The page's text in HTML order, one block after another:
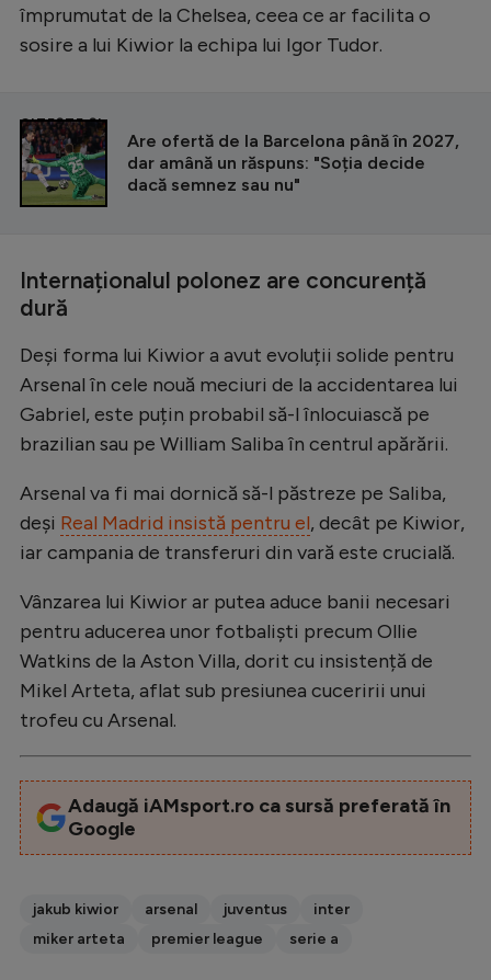
împrumutat de la Chelsea, ceea ce ar facilita o
sosire a lui Kiwior la echipa lui Igor Tudor.
CITEȘTE ȘI
Are ofertă de la Barcelona până în 2027,
dar amână un răspuns: "Soția decide
dacă semnez sau nu"
Internaționalul polonez are concurență
dură
Deși forma lui Kiwior a avut evoluții solide pentru
Arsenal în cele nouă meciuri de la accidentarea lui
Gabriel, este puțin probabil să-l înlocuiască pe
brazilian sau pe William Saliba în centrul apărării.
Arsenal va fi mai dornică să-l păstreze pe Saliba,
deși Real Madrid insistă pentru el, decât pe Kiwior,
iar campania de transferuri din vară este crucială.
Vânzarea lui Kiwior ar putea aduce banii necesari
pentru aducerea unor fotbaliști precum Ollie
Watkins de la Aston Villa, dorit cu insistență de
Mikel Arteta, aflat sub presiunea cuceririi unui
trofeu cu Arsenal.
Adaugă iAMsport.ro ca sursă preferată în
Google
jakub kiwior arsenal juventus
inter
miker arteta
premier league serie a